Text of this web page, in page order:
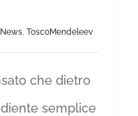
News, ToscoMendeleev
che dietro
semplice